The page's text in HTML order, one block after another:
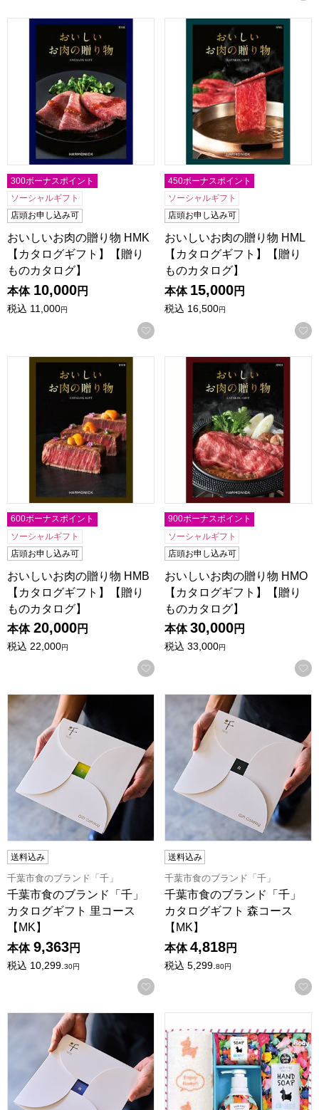
おいしいお肉の贈り物 HMK【カタログギフト】【贈りもの
300ボーナスポイント
ソーシャルギフト
店頭お申し込み可
おいしいお肉の贈り物 HMK
【カタログギフト】【贈り
ものカタログ】
本体 10,000円
税込 11,000円
お気に入りに登録する
おいしいお肉の贈り物 HML
450ボーナスポイント
ソーシャルギフト
店頭お申し込み可
おいしいお肉の贈り物 HML
【カタログギフト】【贈り
ものカタログ】
本体 15,000円
税込 16,500円
おいしいお肉の贈り物 HMB【カタログギフト】【贈りもの
600ボーナスポイント
ソーシャルギフト
店頭お申し込み可
おいしいお肉の贈り物 HMB
【カタログギフト】【贈り
ものカタログ】
本体 20,000円
税込 22,000円
お気に入りに登録する
おいしいお肉の贈り物 HMO
900ボーナスポイント
ソーシャルギフト
店頭お申し込み可
おいしいお肉の贈り物 HMO
【カタログギフト】【贈り
ものカタログ】
本体 30,000円
税込 33,000円
千葉市食のブランド「千」 カタログギフト 里コース【MK】
送料込み
千葉市食のブランド「千」
千葉市食のブランド「千」
カタログギフト 里コース
【MK】
本体 9,363円
税込 10,299.30円
お気に入りに登録する
千葉市食のブランド「千」
送料込み
千葉市食のブランド「千」
千葉市食のブランド「千」
カタログギフト 森コース
【MK】
本体 4,818円
税込 5,299. 80円
千葉市食のブランド「千」 カタログギフト 海コース【MK】